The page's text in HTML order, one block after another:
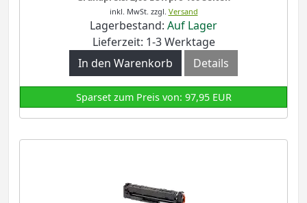
inkl. MwSt. zzgl. Versand
Lagerbestand: Auf Lager
Lieferzeit: 1-3 Werktage
In den Warenkorb
Details
Sparset zum Preis von: 97,95 EUR